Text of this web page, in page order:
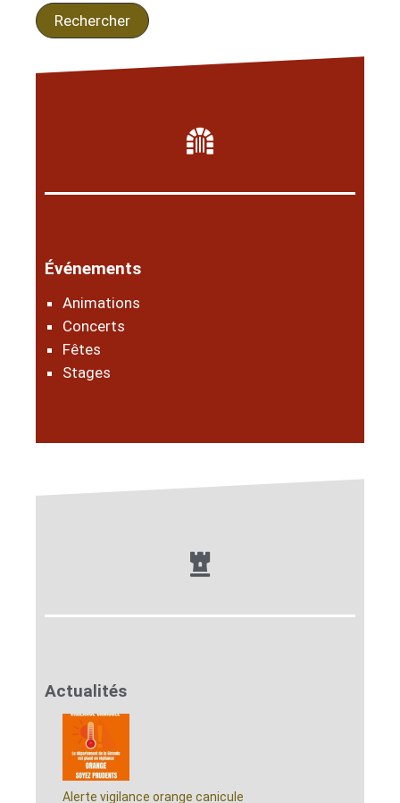
Événements
Animations
Concerts
Fêtes
Stages
Actualités
Alerte vigilance orange canicule